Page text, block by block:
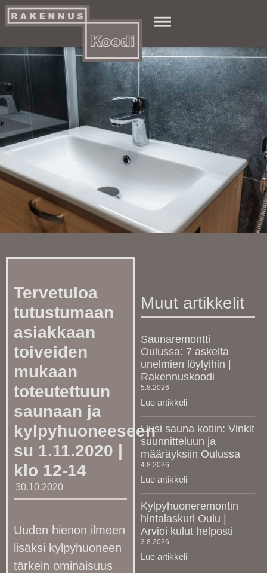
Artikkelit
Tervetuloa
tutustumaan
asiakkaan
toiveiden
mukaan
toteutettuun
saunaan ja
kylpyhuoneeseen
su 1.11.2020 |
klo 12-14
30.10.2020
Uuden hienon ilmeen
lisäksi kylpyhuoneen
tärkein ominaisuus
Muut artikkelit
Saunaremontti
Oulussa: 7 askelta
unelmien löylyihin |
Rakennuskoodi
5.8.2026
Lue artikkeli
Uusi sauna kotiin: Vinkit
suunnitteluun ja
määräyksiin Oulussa
4.8.2026
Lue artikkeli
Kylpyhuoneremontin
hintalaskuri Oulu |
Arvioi kulut helposti
3.8.2026
Lue artikkeli